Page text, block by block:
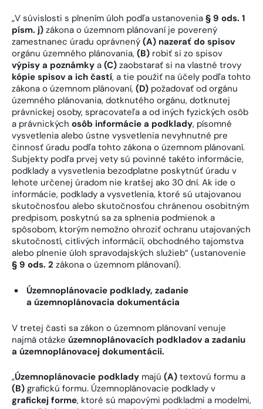
„V súvislosti s plnením úloh podľa ustanovenia § 9 ods. 1
písm. j) zákona o územnom plánovaní je poverený
zamestnanec úradu oprávnený (A) nazerať do spisov
orgánu územného plánovania, (B) robiť si zo spisov
výpisy a poznámky a (C) zaobstarať si na vlastné trovy
kópie spisov a ich častí, a tie použiť na účely podľa tohto
zákona o územnom plánovaní, (D) požadovať od orgánu
územného plánovania, dotknutého orgánu, dotknutej
právnickej osoby, spracovateľa a od iných fyzických osôb
a právnických osôb informácie a podklady, písomné
vysvetlenia alebo ústne vysvetlenia nevyhnutné pre
činnosť úradu podľa tohto zákona o územnom plánovaní.
Subjekty podľa prvej vety sú povinné takéto informácie,
podklady a vysvetlenia bezodplatne poskytnúť úradu v
lehote určenej úradom nie kratšej ako 30 dní. Ak ide o
informácie, podklady a vysvetlenia, ktoré sú utajovanou
skutočnosťou alebo skutočnosťou chránenou osobitným
predpisom, poskytnú sa za splnenia podmienok a
spôsobom, ktorým nemožno ohroziť ochranu utajovaných
skutočností, citlivých informácií, obchodného tajomstva
alebo plnenie úloh spravodajských služieb“ (ustanovenie
§ 9 ods. 2 zákona o územnom plánovaní).
Územnoplánovacie podklady, zadanie
a územnoplánovacia dokumentácia
V tretej časti sa zákon o územnom plánovaní venuje
najmä otázke územnoplánovacích podkladov a zadaniu
a územnoplánovacej dokumentácii.
„Územnoplánovacie podklady majú (A) textovú formu a
(B) grafickú formu. Územnoplánovacie podklady v
grafickej forme, ktoré sú mapovými podkladmi a modelmi,